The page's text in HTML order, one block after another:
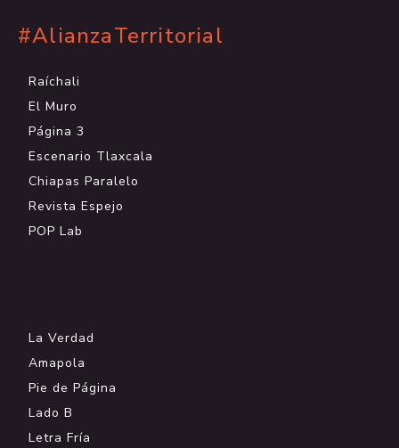
#AlianzaTerritorial
Raíchali
El Muro
Página 3
Escenario Tlaxcala
Chiapas Paralelo
Revista Espejo
POP Lab
La Verdad
Amapola
Pie de Página
Lado B
Letra Fría